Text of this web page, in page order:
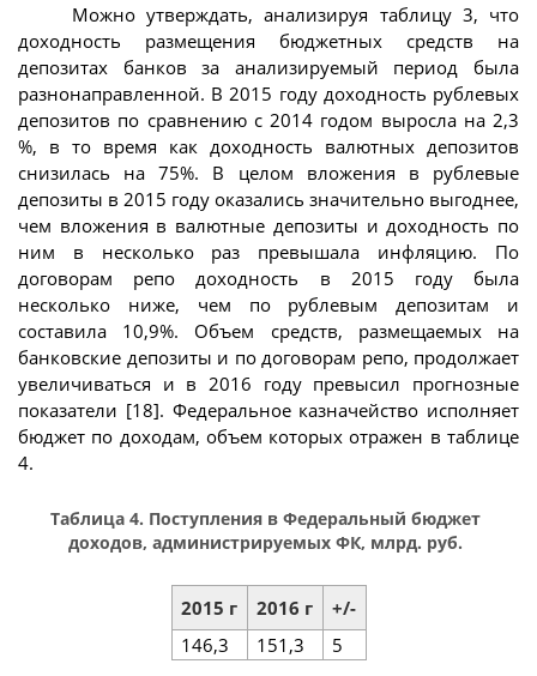
Можно утверждать, анализируя таблицу 3, что
доходность размещения бюджетных средств на
депозитах банков за анализируемый период была
разнонаправленной. В 2015 году доходность рублевых
депозитов по сравнению с 2014 годом выросла на 2,3
%, в то время как доходность валютных депозитов
снизилась на 75%. В целом вложения в рублевые
депозиты в 2015 году оказались значительно выгоднее,
чем вложения в валютные депозиты и доходность по
ним в несколько раз превышала инфляцию. По
договорам репо доходность в 2015 году была
несколько ниже, чем по рублевым депозитам и
составила 10,9%. Объем средств, размещаемых на
банковские депозиты и по договорам репо, продолжает
увеличиваться и в 2016 году превысил прогнозные
показатели [18]. Федеральное казначейство исполняет
бюджет по доходам, объем которых отражен в таблице
4.
Таблица 4. Поступления в Федеральный бюджет
доходов, администрируемых ФК, млрд. руб.
2015 г 2016 г
+/-
146,3
151,3 5